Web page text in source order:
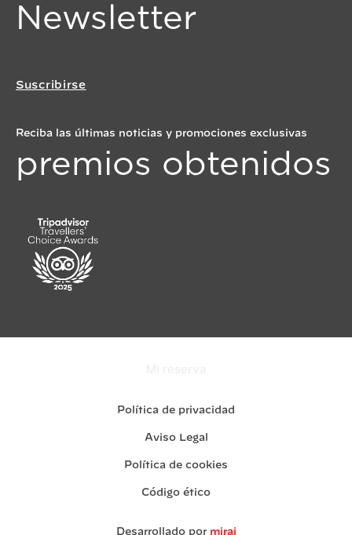
Newsletter
Suscribirse
Reciba las últimas noticias y promociones exclusivas
premios obtenidos
Política de privacidad
Aviso Legal
Política de cookies
Código ético
Desarrollado por mirai